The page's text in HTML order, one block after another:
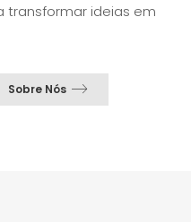
transformar ideias em
Sobre Nós